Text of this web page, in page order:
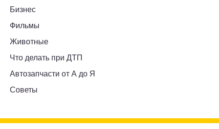
Бизнес
Фильмы
Животные
Что делать при ДТП
Автозапчасти от А до Я
Советы